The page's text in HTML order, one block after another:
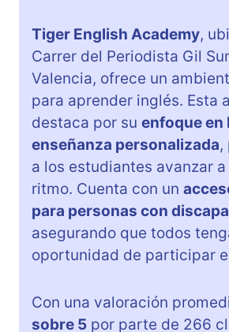
Tiger English Academy,
Carrer del Periodista Gil
Valencia, ofrece un
para aprender inglés. Esta
destaca por su enfoque en
enseñanza personalizada,
a los estudiantes avanzar
ritmo. Cuenta con un
para personas con
asegurando que todos
oportunidad de participar
Con una valoración
sobre 5 por parte de 266